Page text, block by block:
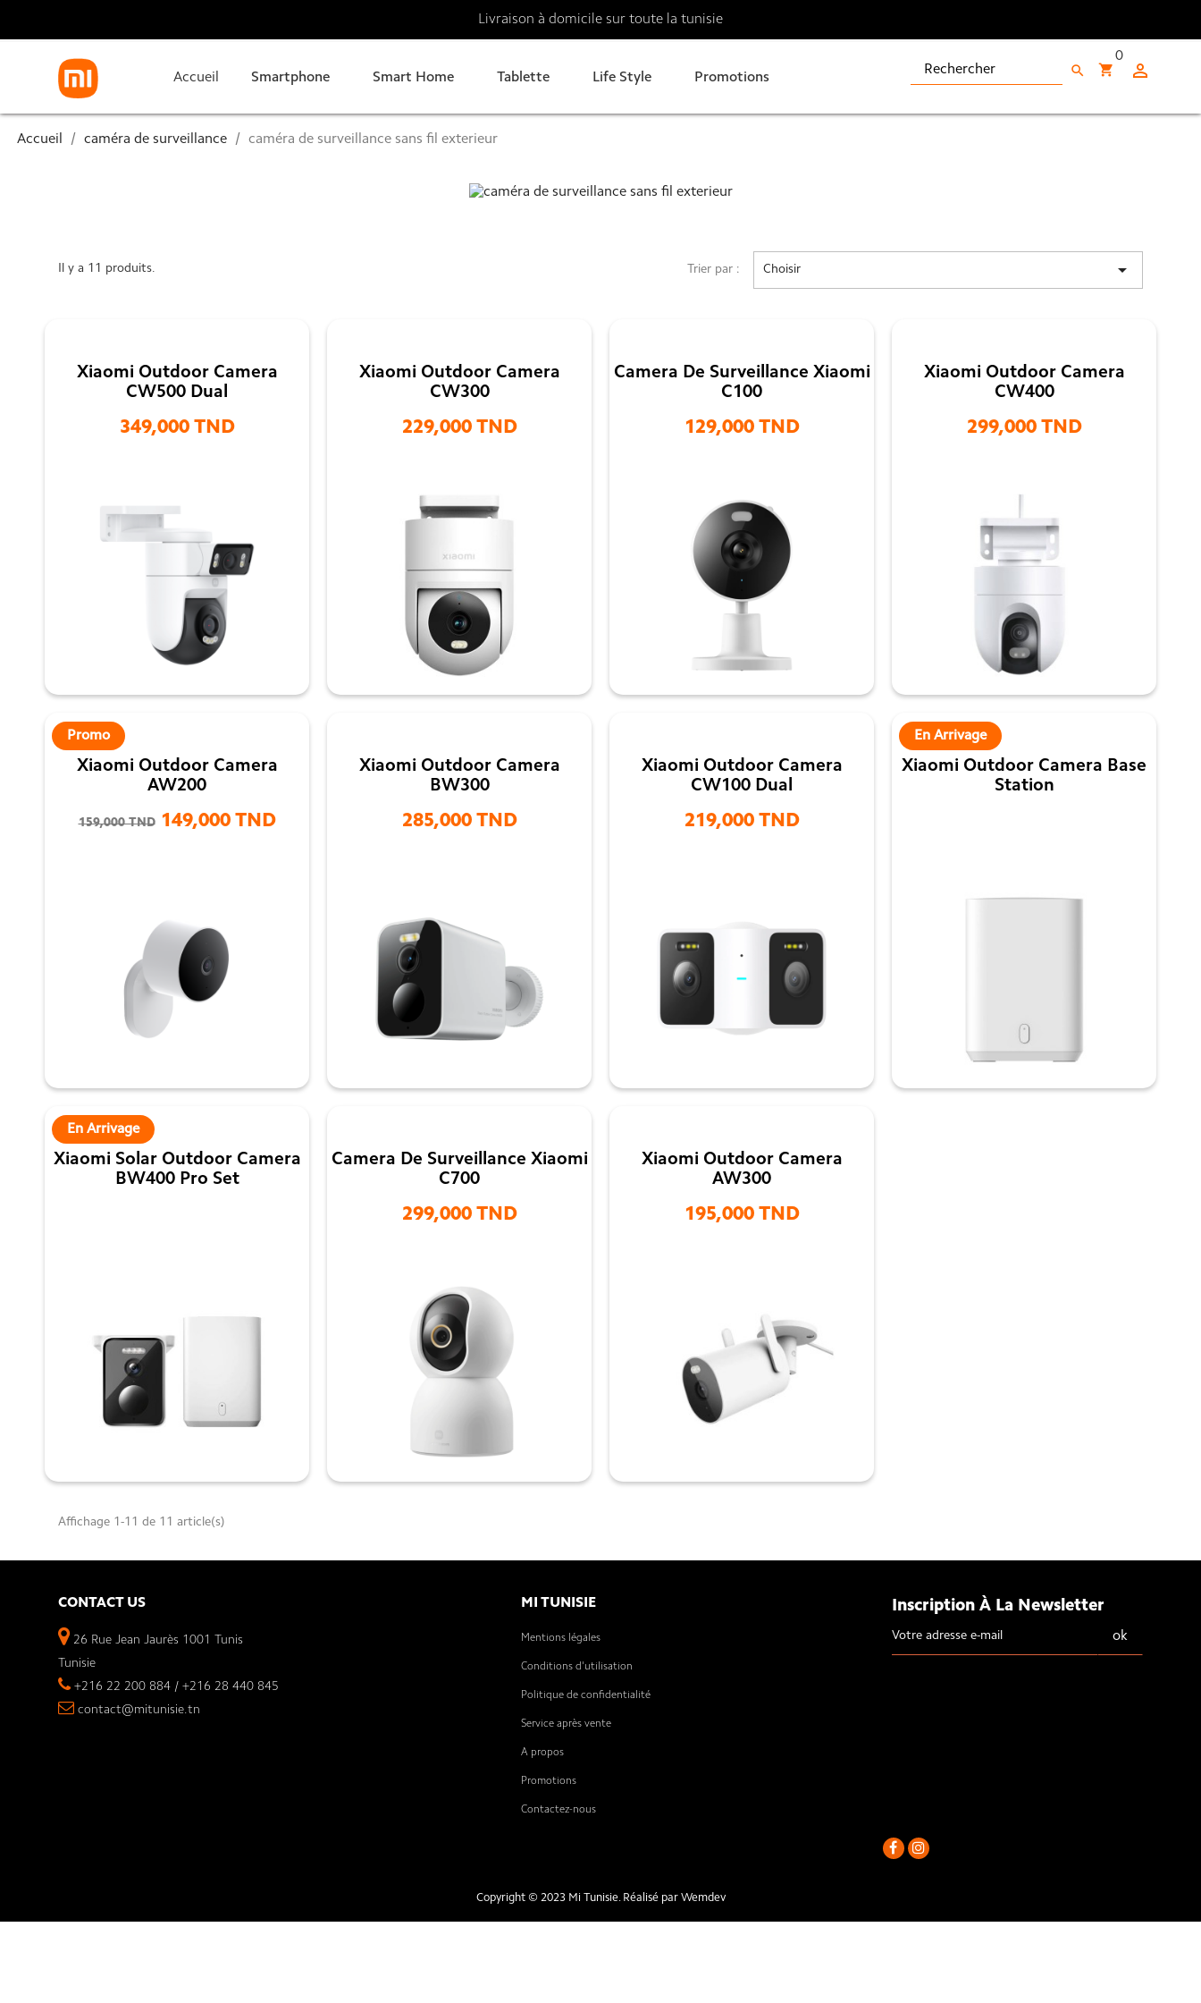
Livraison à domicile sur toute la tunisie
Accueil Smartphone Smart Home Tablette Life Style Promotions 
shopping_cart
0
search
Accueil caméra de surveillance caméra de surveillance sans fil exterieur
avec un meilleur Prix en Tunisie
Il y a 11 produits. Trier par : Choisir 
Xiaomi Outdoor Camera
CW500 Dual
349,000 TND
Xiaomi Outdoor Camera
CW300
229,000 TND
Camera De Surveillance Xiaomi
C100
129,000 TND
Xiaomi Outdoor Camera
CW400
299,000 TND
Xiaomi Outdoor Camera
AW200
159,000 TND 149,000 TND
Promo
Xiaomi Outdoor Camera
BW300
285,000 TND
Xiaomi Outdoor Camera
CW100 Dual
219,000 TND
Xiaomi Outdoor Camera Base
Station
En Arrivage
Xiaomi Solar Outdoor Camera
BW400 Pro Set
En Arrivage
Camera De Surveillance Xiaomi
C700
299,000 TND
Xiaomi Outdoor Camera
AW300
195,000 TND
Affichage 1-11 de 11 article(s)
CONTACT US
26 Rue Jean Jaurès 1001 Tunis
Tunisie
+216 22 200 884 / +216 28 440 845
contact@mitunisie.tn
MI TUNISIE
Mentions légales
Conditions d'utilisation
Politique de confidentialité
Service après vente
A propos
Promotions
Contactez-nous
Inscription À La Newsletter
Copyright © 2023 Mi Tunisie. Réalisé par Wemdev